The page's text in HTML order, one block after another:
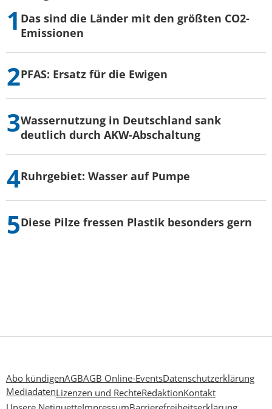
Das sind die Länder mit den größten CO2-
Emissionen
PFAS: Ersatz für die Ewigen
Wassernutzung in Deutschland sank
deutlich durch AKW-Abschaltung
Ruhrgebiet: Wasser auf Pumpe
Diese Pilze fressen Plastik besonders gern
Abo kündigenAGBAGB Online-EventsDatenschutzerklärung
MediadatenLizenzen und RechteRedaktionKontakt